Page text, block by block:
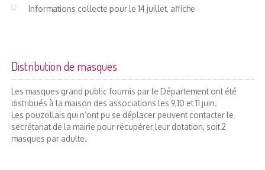
Informations collecte pour le 14 juillet, affiche
Distribution de masques
Les masques grand public fournis par le Département ont été
distribués à la maison des associations les 9,10 et 11 juin.
Les pouzollais qui n’ont pu se déplacer peuvent contacter le
secrétariat de la mairie pour récupérer leur dotation, soit 2
masques par adulte.